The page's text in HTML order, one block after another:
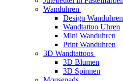
Wanduhren
Design Wanduhren
Wandtattoo Uhren
Mini Wanduhren
Print Wanduhren
3D Wandtattoos
3D Blumen
3D Spinnen